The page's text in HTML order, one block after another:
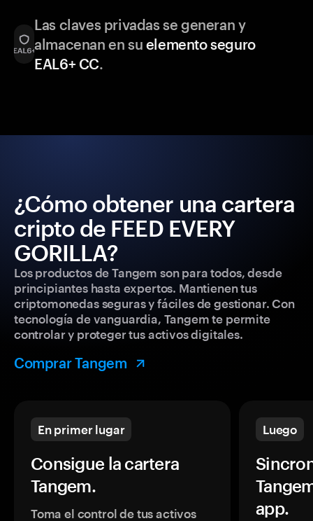
Las claves privadas se generan y
almacenan en su elemento seguro
EAL6+ CC.
¿Cómo obtener una cartera
cripto de FEED EVERY
GORILLA?
Los productos de Tangem son para todos, desde
principiantes hasta expertos. Mantienen tus
criptomonedas seguras y fáciles de gestionar. Con
tecnología de vanguardia, Tangem te permite
controlar y proteger tus activos digitales.
Comprar Tangem
En primer lugar
Consigue la cartera
Tangem.
Toma el control de tus activos
Luego
app.